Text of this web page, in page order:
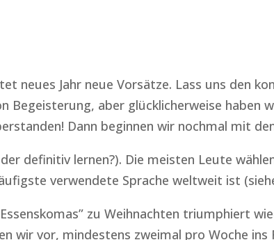
neues Jahr neue Vorsätze. Lass uns den
Begeisterung, aber glücklicherweise haben
Dann beginnen wir nochmal mit
definitiv lernen?). Die meisten Leute
verwendete Sprache weltweit ist
zu Weihnachten triumphiert
wir vor, mindestens zweimal pro Woche ins